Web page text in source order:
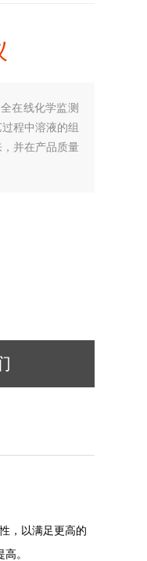
在线化学监测
程中溶液的组
并在产品质量
，以满足更高的
。